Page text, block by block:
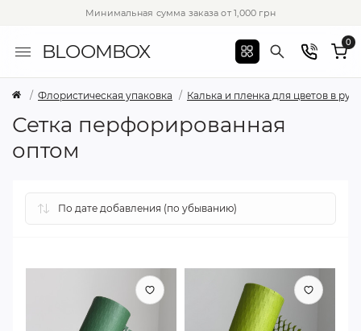
Минимальная сумма заказа от 1,000 грн
BLOOMBOX 0
Флористическая упаковка Калька и пленка для цветов в
Сетка перфорированная
оптом